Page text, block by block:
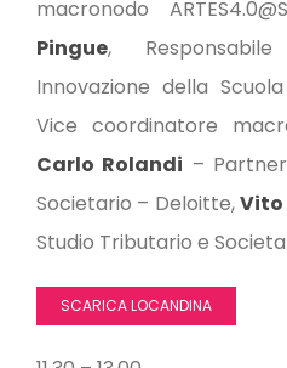
macronodo
Pingue,
Innovazione della
Vice coordinatore
Carlo Rolandi –
Societario – Deloitte,
Studio Tributario e
SCARICA LOCANDINA